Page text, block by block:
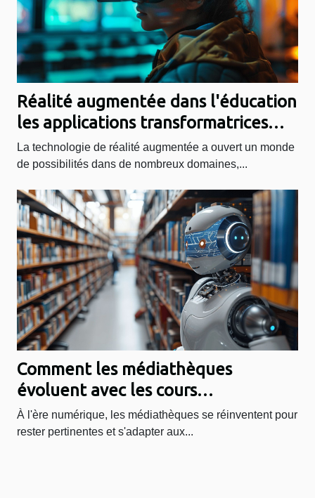
Réalité augmentée dans l'éducation
les applications transformatrices
pour l'apprentissage
La technologie de réalité augmentée a ouvert un monde
de possibilités dans de nombreux domaines,...
Comment les médiathèques
évoluent avec les cours
d'intelligence artificielle
À l'ère numérique, les médiathèques se réinventent pour
rester pertinentes et s'adapter aux...